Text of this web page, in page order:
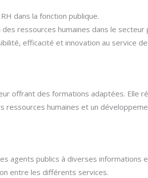
dans la fonction publique.
ressources humaines dans le secteur
efficacité et innovation au service
offrant des formations adaptées. Elle
ressources humaines et un
agents publics à diverses informations
entre les différents services.